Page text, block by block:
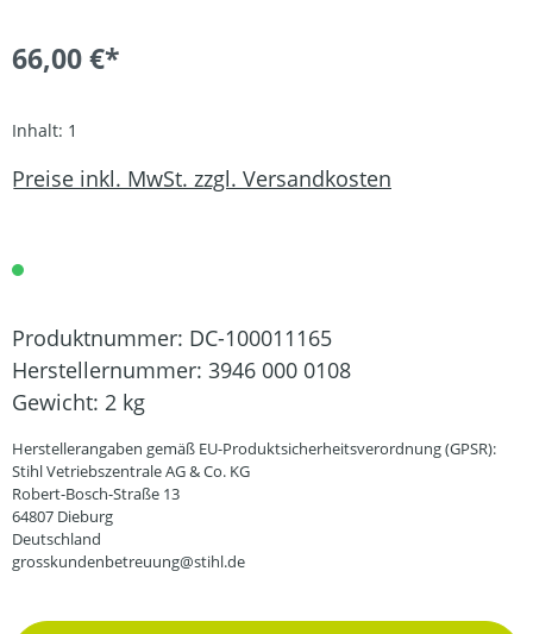
66,00 €*
Inhalt: 1
Preise inkl. MwSt. zzgl. Versandkosten
Produktnummer: DC-100011165
Herstellernummer: 3946 000 0108
Gewicht: 2 kg
Herstellerangaben gemäß EU-Produktsicherheitsverordnung (GPSR):
Stihl Vetriebszentrale AG & Co. KG
Robert-Bosch-Straße 13
64807 Dieburg
Deutschland
grosskundenbetreuung@stihl.de